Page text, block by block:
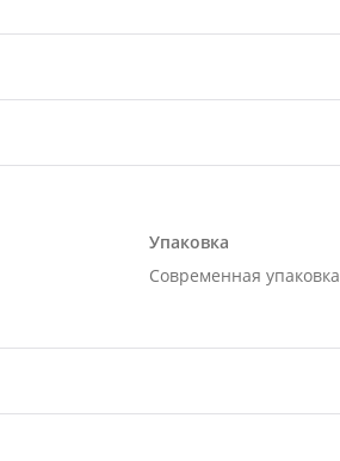
Упаковка
Современная упаковка